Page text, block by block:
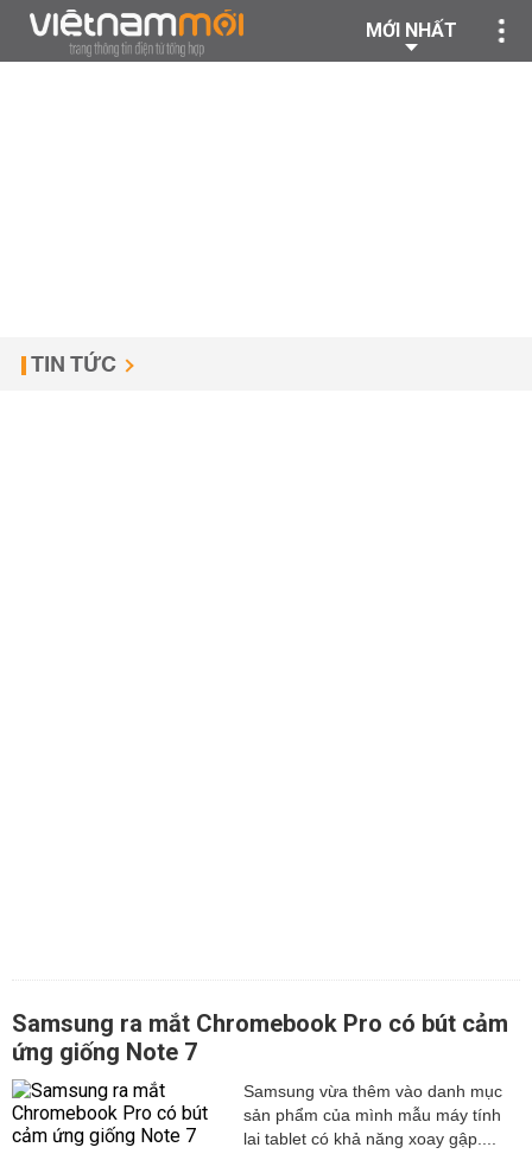
MỚI NHẤT
TIN TỨC
Samsung ra mắt Chromebook Pro có bút cảm
ứng giống Note 7
Samsung vừa thêm vào danh mục
sản phẩm của mình mẫu máy tính
lai tablet có khả năng xoay gập....